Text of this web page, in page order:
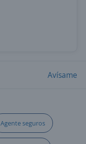
Avísame
Agente seguros